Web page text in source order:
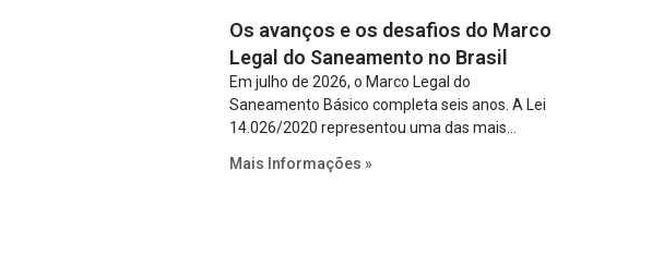
Lei de Concessões, a figura é facultativa e
sujeita a uma escolha racional de projeto a
projeto.
Os avanços e os desafios do Marco
Legal do Saneamento no Brasil
Em julho de 2026, o Marco Legal do
Saneamento Básico completa seis anos. A Lei
14.026/2020 representou uma das mais
estabelecer metas claras para a
Mais Informações »